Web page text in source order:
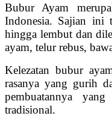
Bubur Ayam
Indonesia. Sajian ini
hingga lembut dan
ayam, telur rebus,
Kelezatan bubur
rasanya yang gurih
pembuatannya
tradisional.